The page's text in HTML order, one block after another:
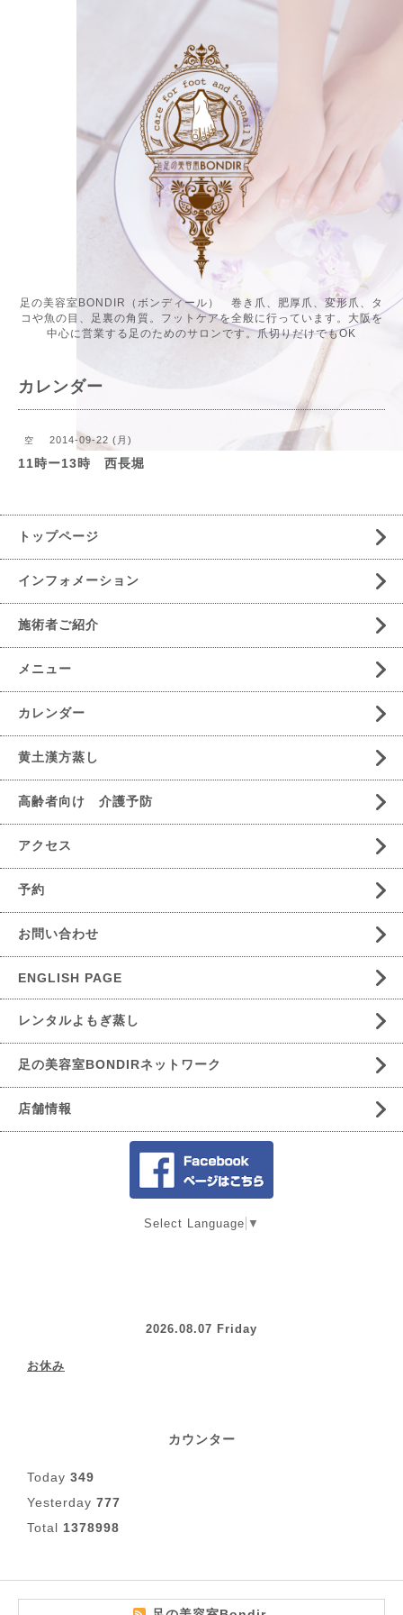
足の美容室BONDIR（ボンディール） 巻き爪、肥厚爪、変形爪、タ
コや魚の目、足裏の角質。フットケアを全般に行っています。大阪を
中心に営業する足のためのサロンです。爪切りだけでもOK
カレンダー
空 2014-09-22 (月)
11時ー13時 西長堀
トップページ
インフォメーション
施術者ご紹介
メニュー
カレンダー
黄土漢方蒸し
高齢者向け 介護予防
アクセス
予約
お問い合わせ
ENGLISH PAGE
レンタルよもぎ蒸し
足の美容室BONDIRネットワーク
店舗情報
Select Language ▼
2026.08.07 Friday
お休み
カウンター
Today 349
Yesterday 777
Total 1378998